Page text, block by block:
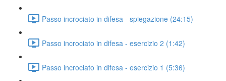
Passo incrociato in difesa - spiegazione (24:15)
Passo incrociato in difesa - esercizio 2 (1:42)
Passo incrociato in difesa - esercizio 1 (5:36)